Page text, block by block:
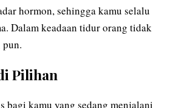
hormon, sehingga kamu selalu
Dalam keadaan tidur orang tidak
pun.
Pilihan
bagi kamu yang sedang menjalani